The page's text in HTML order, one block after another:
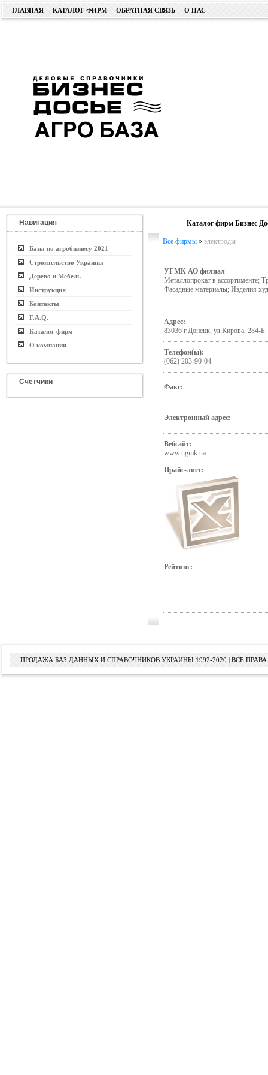
ГЛАВНАЯ КАТАЛОГ ФИРМ ОБРАТНАЯ СВЯЗЬ О НАС
Навигация
Базы по агробизнесу 2021
Строительство Украины
Дерево и Мебель
Инструкция
Контакты
F.A.Q.
Каталог фирм
О компании
Счётчики
Каталог фирм Бизнес
Все фирмы » электроды
УГМК АО филиал
Металлопрокат в ассортименте;
Фасадные материалы; Изделия
Адрес:
83036 г.Донецк, ул.Кирова, 284-Б
Телефон(ы):
(062) 203-90-04
Факс:
Электронный адрес:
Вебсайт:
www.ugmk.ua
Прайс-лист:
Рейтинг:
ПРОДАЖА БАЗ ДАННЫХ И СПРАВОЧНИКОВ УКРАИНЫ 1992-2020 | ВСЕ